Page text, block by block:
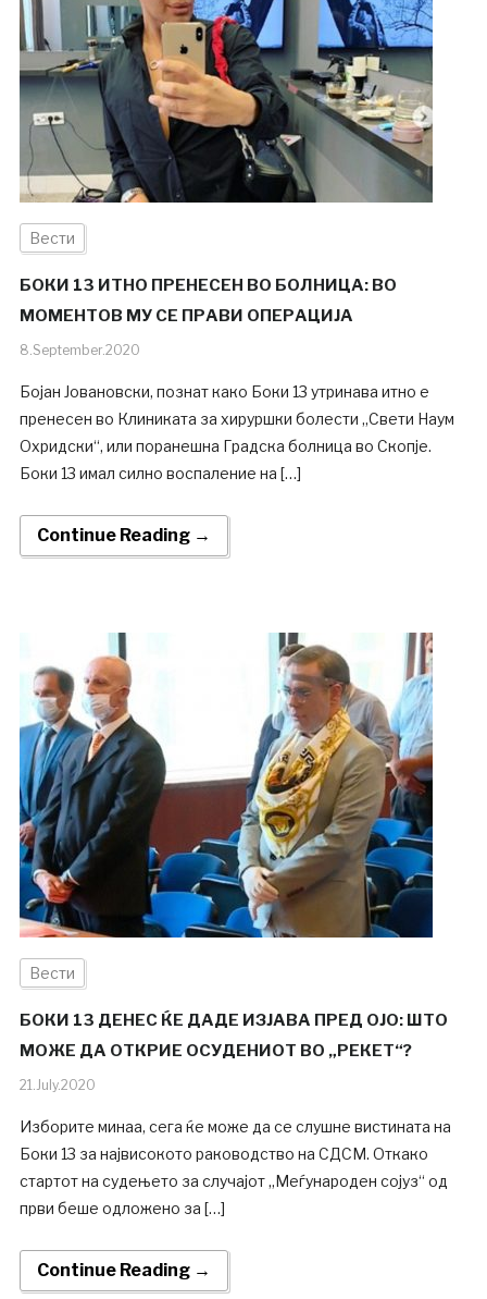
Вести
БОКИ 13 ИТНО ПРЕНЕСЕН ВО БОЛНИЦА: ВО
МОМЕНТОВ МУ СЕ ПРАВИ ОПЕРАЦИЈА
8.September.2020
Бојан Јовановски, познат како Боки 13 утринава итно е
пренесен во Клиниката за хируршки болести „Свети Наум
Охридски“, или поранешна Градска болница во Скопје.
Боки 13 имал силно воспаление на […]
Continue Reading →
Вести
БОКИ 13 ДЕНЕС ЌЕ ДАДЕ ИЗЈАВА ПРЕД ОЈО: ШТО
МОЖЕ ДА ОТКРИЕ ОСУДЕНИОТ ВО „РЕКЕТ“?
21.July.2020
Изборите минаа, сега ќе може да се слушне вистината на
Боки 13 за највисокото раководство на СДСМ. Откако
стартот на судењето за случајот „Меѓународен сојуз“ од
први беше одложено за […]
Continue Reading →